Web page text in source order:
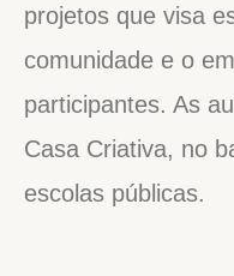
projetos que visa
comunidade e o
participantes. As
Casa Criativa, no
escolas públicas.